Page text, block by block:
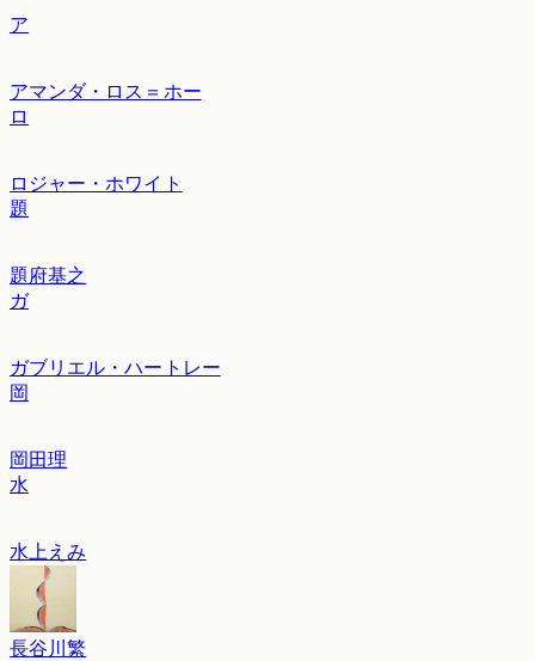
ア
アマンダ・ロス＝ホー
ロ
ロジャー・ホワイト
題
題府基之
ガ
ガブリエル・ハートレー
岡
岡田理
水
水上えみ
長谷川繁